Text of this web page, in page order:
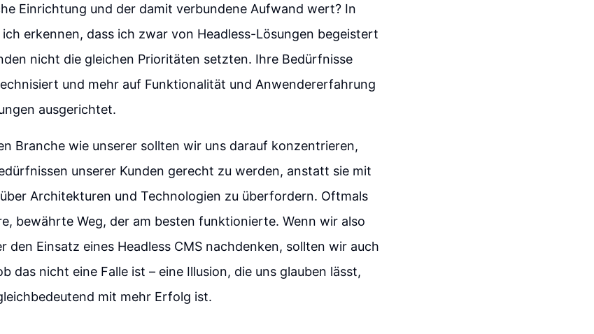
Einrichtung und der damit verbundene Aufwand wert? In
erkennen, dass ich zwar von Headless-Lösungen begeistert
nicht die gleichen Prioritäten setzten. Ihre Bedürfnisse
und mehr auf Funktionalität und Anwendererfahrung
ausgerichtet.
Branche wie unserer sollten wir uns darauf konzentrieren,
unserer Kunden gerecht zu werden, anstatt sie mit
Architekturen und Technologien zu überfordern. Oftmals
bewährte Weg, der am besten funktionierte. Wenn wir also
den Einsatz eines Headless CMS nachdenken, sollten wir auch
das nicht eine Falle ist – eine Illusion, die uns glauben lässt,
mit mehr Erfolg ist.